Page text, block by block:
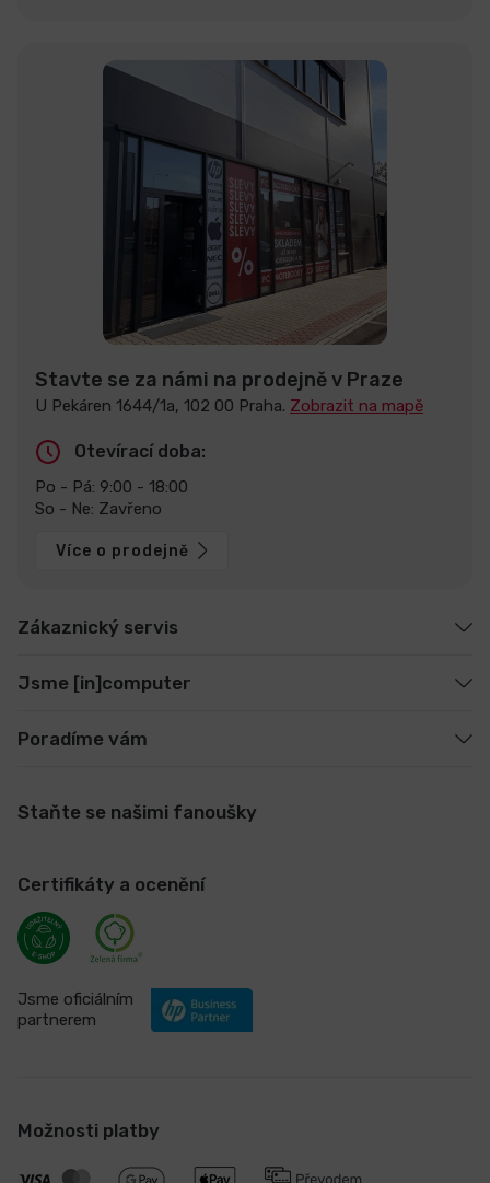
Stavte se za námi na prodejně v Praze
U Pekáren 1644/1a, 102 00 Praha. Zobrazit na mapě
Otevírací doba:
Po - Pá: 9:00 - 18:00
So - Ne: Zavřeno
Více o prodejně
Zákaznický servis
Jsme [in]computer
Poradíme vám
Staňte se našimi fanoušky
Certifikáty a ocenění
Jsme oficiálním
partnerem
Možnosti platby